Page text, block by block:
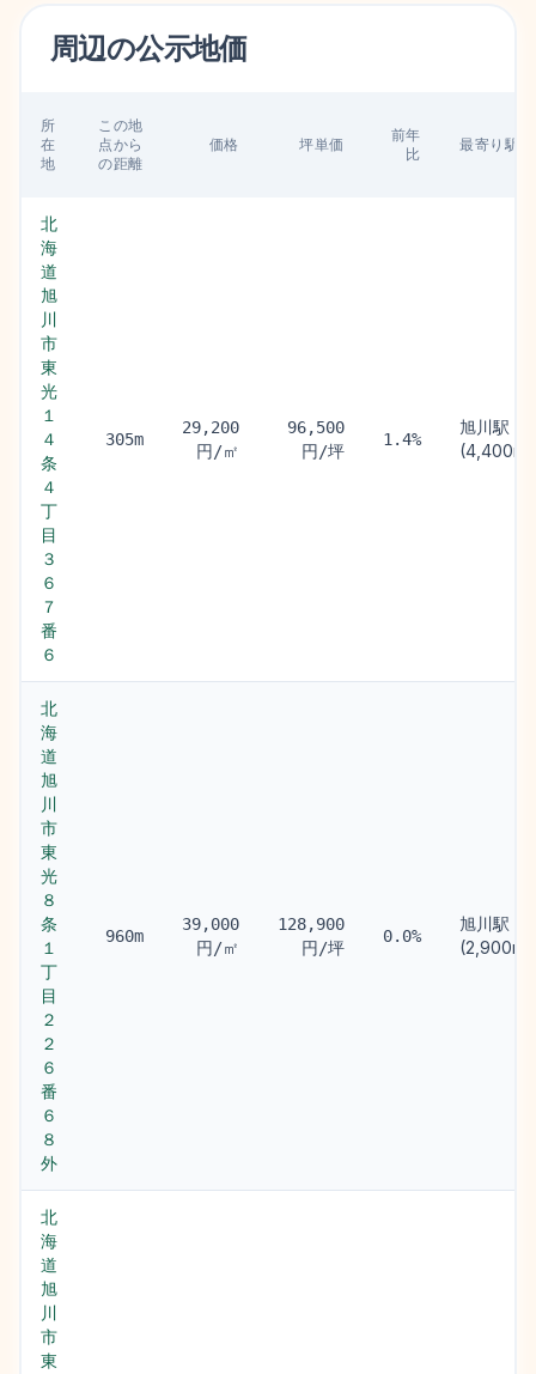
周辺の公示地価
所
在
地
この地
点から
の距離
価格 坪単価
前年
比
最寄り駅
北
海
道
旭
川
市
東
光
１
４
条
４
丁
目
３
６
７
番
６
305m
29,200
円/㎡
96,500
円/坪
1.4%
旭川駅
(4,400m)
北
海
道
旭
川
市
東
光
８
条
１
丁
目
２
２
６
番
６
８
外
960m
39,000
円/㎡
128,900
円/坪
0.0%
旭川駅
(2,900m)
北
海
道
旭
川
市
東